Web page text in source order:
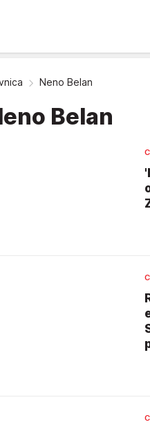
Neno Belan
Belan